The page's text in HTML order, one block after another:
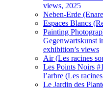
views, 2025
Neben-Erde
Espaces Blancs
Painting
Gegenwartskunst
exhibition’s views
Air (Les racines
Les Points Noirs
l’arbre (Les
Le Jardin des